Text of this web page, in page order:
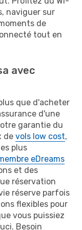
naviguer sur
de
tout en
avec
que d'acheter
d'une
garantie du
de vols low cost,
plus
eDreams
et des
réservation
réserve parfois
flexibles pour
vous puissiez
Besoin